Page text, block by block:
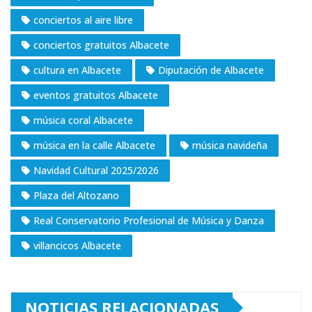
conciertos al aire libre
conciertos gratuitos Albacete
cultura en Albacete
Diputación de Albacete
eventos gratuitos Albacete
música coral Albacete
música en la calle Albacete
música navideña
Navidad Cultural 2025/2026
Plaza del Altozano
Real Conservatorio Profesional de Música y Danza
villancicos Albacete
NOTICIAS RELACIONADAS